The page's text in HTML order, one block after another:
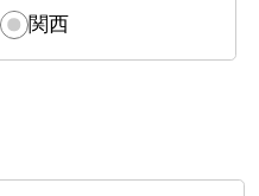
関西